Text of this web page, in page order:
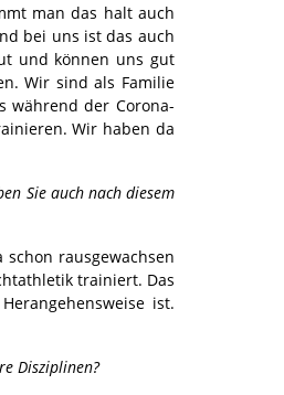
man das halt auch
bei uns ist das auch
und können uns gut
Wir sind als Familie
während der Corona-
Wir haben da
Sie auch nach diesem
rausgewachsen
trainiert. Das
ist.
Disziplinen?